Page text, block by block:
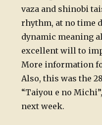
vaza and shinobi
rhythm, at no time
dynamic meaning
excellent will to
More information
Also, this was the
“Taiyou e no
next week.